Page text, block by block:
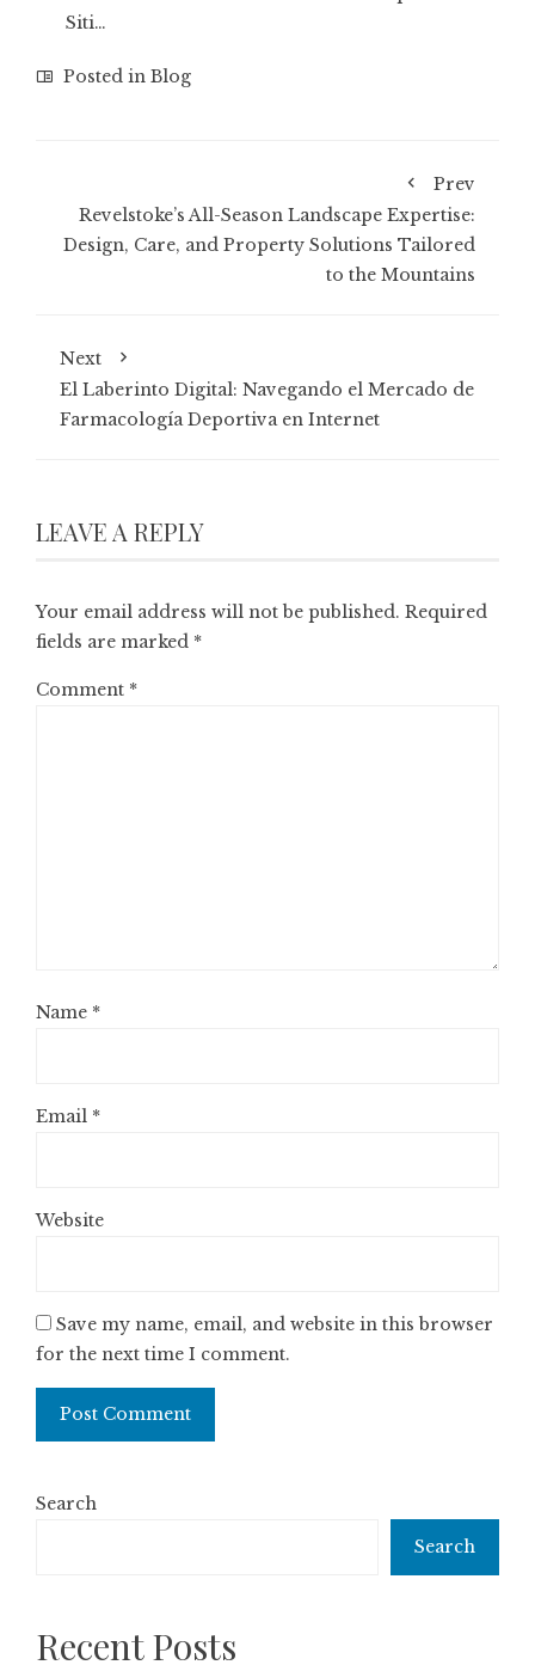
Siti…
Posted in Blog
Prev
Revelstoke’s All-Season Landscape Expertise:
Design, Care, and Property Solutions Tailored
to the Mountains
Next
El Laberinto Digital: Navegando el Mercado de
Farmacología Deportiva en Internet
LEAVE A REPLY
Your email address will not be published. Required
fields are marked *
Comment *
Name *
Email *
Website
Save my name, email, and website in this browser
for the next time I comment.
Search
Search
Recent Posts